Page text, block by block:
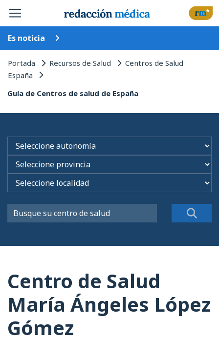
Es noticia
Portada Recursos de Salud Centros de Salud
España
Guía de Centros de salud de España
Centro de Salud
María Ángeles López
Gómez